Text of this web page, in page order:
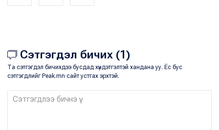
Сэтгэгдэл бичих (1)
Та сэтгэгдэл бичихдээ бусдад хүндэтгэлтэй хандана уу. Ёс бус
сэтгэгдлийг Peak.mn сайт устгах эрхтэй.